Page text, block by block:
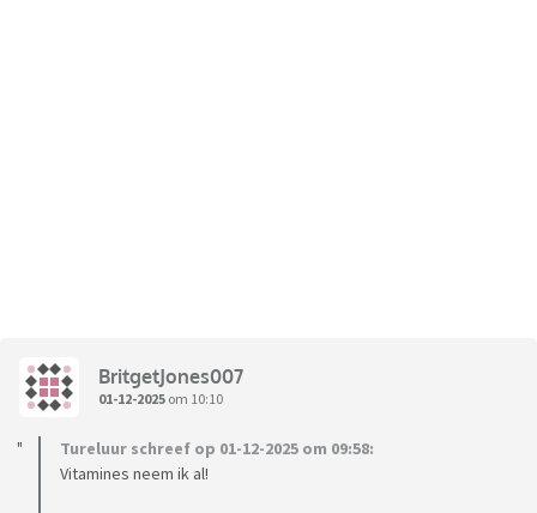
BritgetJones007
01-12-2025 om 10:10
Tureluur schreef op 01-12-2025 om 09:58:
Vitamines neem ik al!